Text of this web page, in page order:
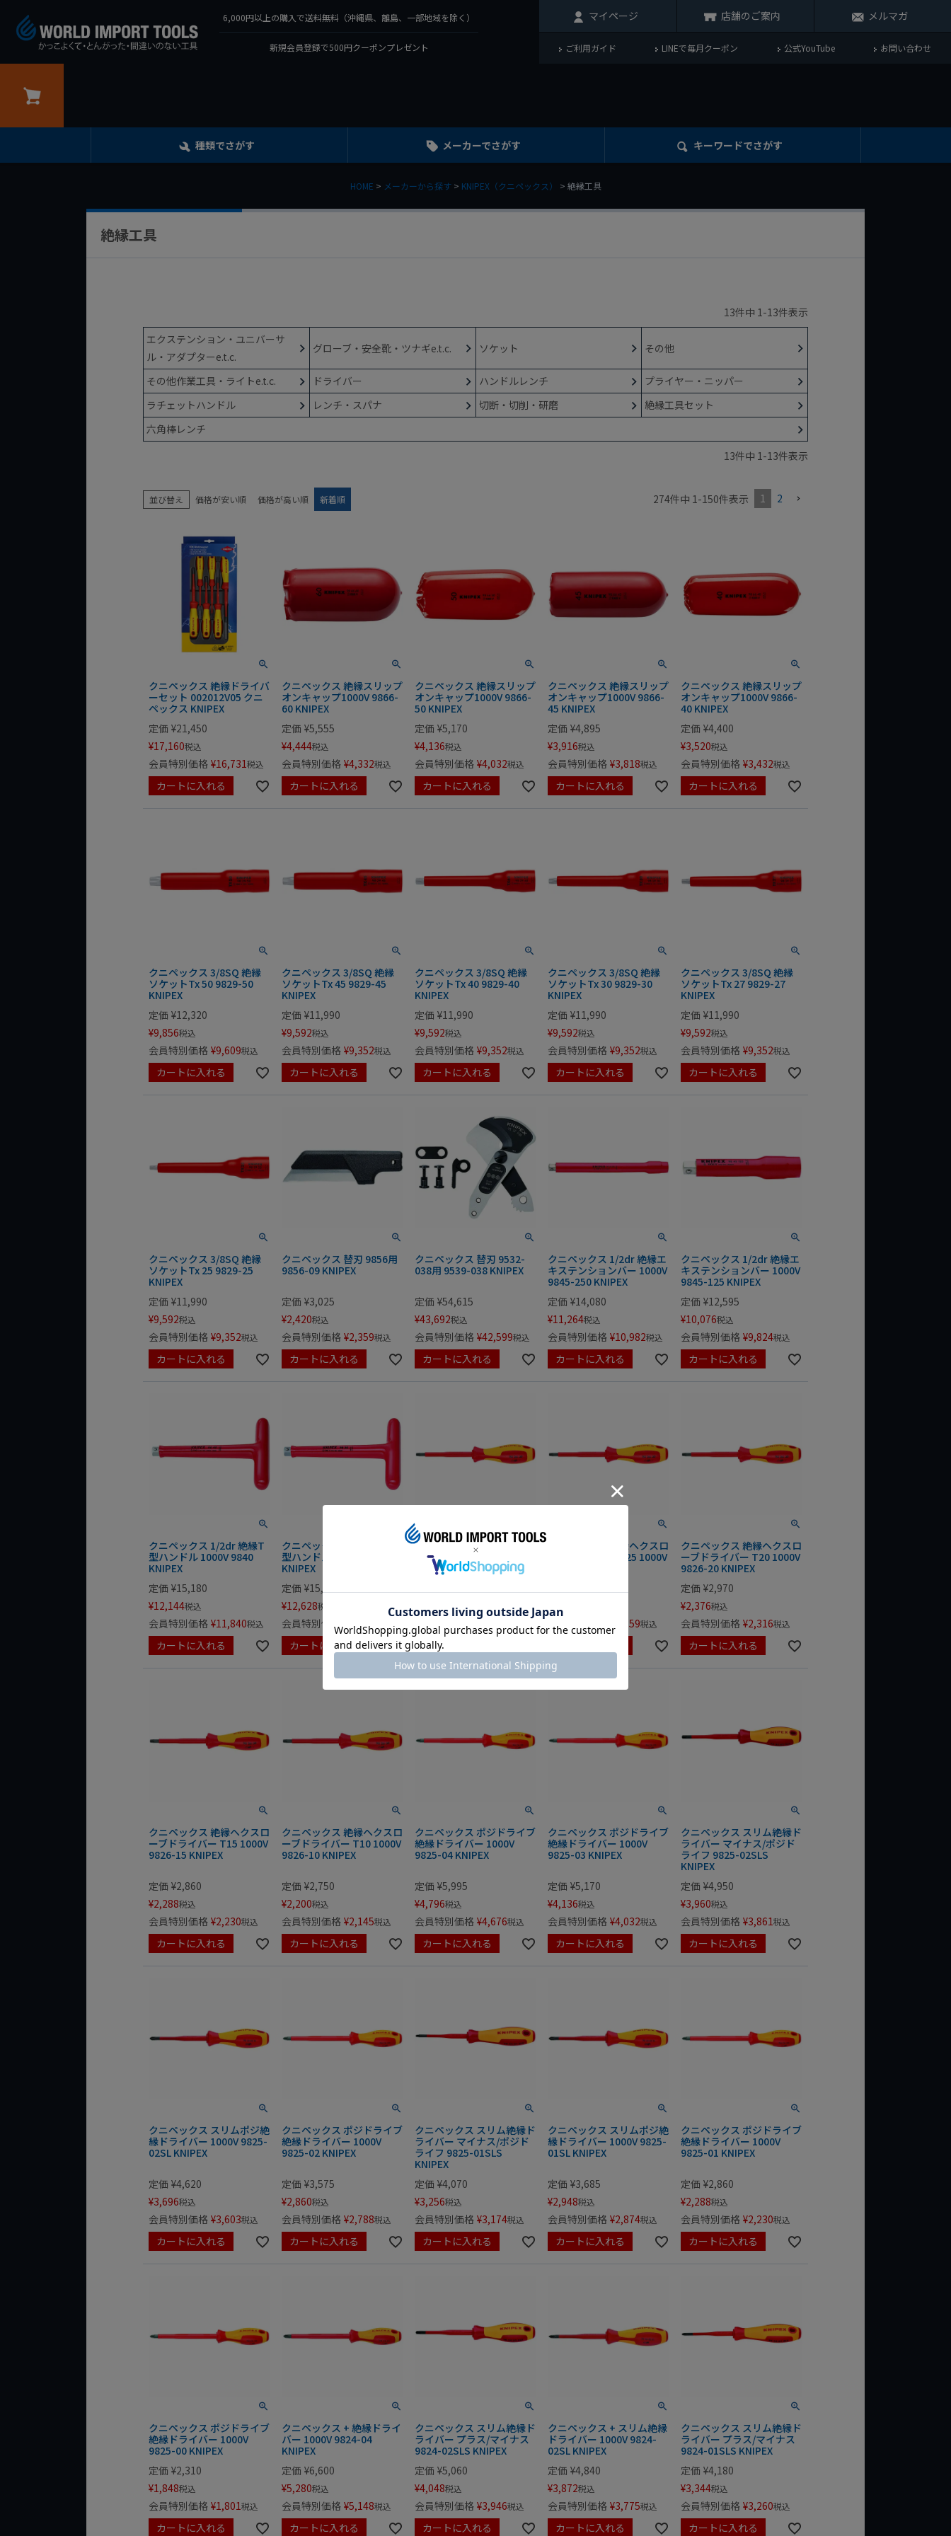
6,000円以上の購入で送料無料（沖縄県、離島、一部地域を除く）
新規会員登録で500円クーポンプレゼント
マイページ 店舗のご案内 メルマガ
ご利用ガイド LINEで毎月クーポン 公式YouTube お問い合わせ
種類でさがす メーカーでさがす キーワードでさがす
HOME メーカーから探す KNIPEX（クニペックス） 絶縁工具
絶縁工具
13件中 1-13件表示
エクステンション・ユニバーサ
ル・アダプターe.t.c.
グローブ・安全靴・ツナギe.t.c. ソケット その他
その他作業工具・ライトe.t.c. ドライバー ハンドルレンチ
プライヤー・ニッパー
ラチェットハンドル
レンチ・スパナ 切断・切削・研磨
絶縁工具セット
六角棒レンチ
13件中 1-13件表示
並び替え 価格が安い順 価格が高い順 新着順 274件中 1-150件表示 1 2
クニペックス 絶縁ドライバ
ーセット 002012V05 クニ
ペックス KNIPEX
定価 ¥21,450
¥17,160税込
会員特別価格 ¥16,731税込
カートに入れる
クニペックス 絶縁スリップ
オンキャップ1000V 9866-
60 KNIPEX
定価 ¥5,555
¥4,444税込
会員特別価格 ¥4,332税込
カートに入れる
クニペックス 絶縁スリップ
オンキャップ1000V 9866-
50 KNIPEX
定価 ¥5,170
¥4,136税込
会員特別価格 ¥4,032税込
カートに入れる
クニペックス 絶縁スリップ
オンキャップ1000V 9866-
45 KNIPEX
定価 ¥4,895
¥3,916税込
会員特別価格 ¥3,818税込
カートに入れる
クニペックス 絶縁スリップ
オンキャップ1000V 9866-
40 KNIPEX
定価 ¥4,400
¥3,520税込
会員特別価格 ¥3,432税込
カートに入れる
クニペックス 3/8SQ 絶縁
ソケットTx 50 9829-50
KNIPEX
定価 ¥12,320
¥9,856税込
会員特別価格 ¥9,609税込
カートに入れる
クニペックス 3/8SQ 絶縁
ソケットTx 45 9829-45
KNIPEX
定価 ¥11,990
¥9,592税込
会員特別価格 ¥9,352税込
カートに入れる
クニペックス 3/8SQ 絶縁
ソケットTx 40 9829-40
KNIPEX
定価 ¥11,990
¥9,592税込
会員特別価格 ¥9,352税込
カートに入れる
クニペックス 3/8SQ 絶縁
ソケットTx 30 9829-30
KNIPEX
定価 ¥11,990
¥9,592税込
会員特別価格 ¥9,352税込
カートに入れる
クニペックス 3/8SQ 絶縁
ソケットTx 27 9829-27
KNIPEX
定価 ¥11,990
¥9,592税込
会員特別価格 ¥9,352税込
カートに入れる
クニペックス 3/8SQ 絶縁
ソケットTx 25 9829-25
KNIPEX
定価 ¥11,990
¥9,592税込
会員特別価格 ¥9,352税込
カートに入れる
クニペックス 替刃 9856用
9856-09 KNIPEX
定価 ¥3,025
¥2,420税込
会員特別価格 ¥2,359税込
カートに入れる
クニペックス 替刃 9532-
038用 9539-038 KNIPEX
定価 ¥54,615
¥43,692税込
会員特別価格 ¥42,599税込
カートに入れる
クニペックス 1/2dr 絶縁エ
キステンションバー 1000V
9845-250 KNIPEX
定価 ¥14,080
¥11,264税込
会員特別価格 ¥10,982税込
カートに入れる
クニペックス 1/2dr 絶縁エ
キステンションバー 1000V
9845-125 KNIPEX
定価 ¥12,595
¥10,076税込
会員特別価格 ¥9,824税込
カートに入れる
クニペックス 1/2dr 絶縁T
型ハンドル 1000V 9840
KNIPEX
定価 ¥15,180
¥12,144税込
会員特別価格 ¥11,840税込
カートに入れる
クニペックス 3/8dr 絶縁Ｔ
型ハンドル 1000V 9830
KNIPEX
定価 ¥15,785
¥12,628税込
会員特別価格 12,312 税込
カートに入れる
クニペックス 絶縁ヘクスロ
ーブドライバー T30 1000V
9826-30 KNIPEX
税込
会員特別価格 ¥ 税込
カートに入れる
クニペックス 絶縁ヘクスロ
ーブドライバー T25 1000V
会員特別価格 2,359税込
クニペックス 絶縁ヘクスロ
ーブドライバー T20 1000V
9826-20 KNIPEX
定価 ¥2,970
¥2,376税込
会員特別価格 ¥2,316税込
カートに入れる
クニペックス 絶縁ヘクスロ
ーブドライバー T15 1000V
9826-15 KNIPEX
定価 ¥2,860
¥2,288税込
会員特別価格 ¥2,230税込
カートに入れる
クニペックス 絶縁ヘクスロ
ーブドライバー T10 1000V
9826-10 KNIPEX
定価 ¥2,750
¥2,200税込
会員特別価格 ¥2,145税込
カートに入れる
クニペックス ポジドライブ
絶縁ドライバー 1000V
9825-04 KNIPEX
定価 ¥5,995
¥4,796税込
会員特別価格 ¥4,676税込
カートに入れる
クニペックス ポジドライブ
絶縁ドライバー 1000V
9825-03 KNIPEX
定価 ¥5,170
¥4,136税込
会員特別価格 ¥4,032税込
カートに入れる
クニペックス スリム絶縁ド
ライバー マイナス/ポジド
ライフ 9825-02SLS
KNIPEX
定価 ¥4,950
¥3,960税込
会員特別価格 ¥3,861税込
カートに入れる
クニペックス スリムポジ絶
縁ドライバー 1000V 9825-
02SL KNIPEX
定価 ¥4,620
¥3,696税込
会員特別価格 ¥3,603税込
カートに入れる
クニペックス ポジドライブ
絶縁ドライバー 1000V
9825-02 KNIPEX
定価 ¥3,575
¥2,860税込
会員特別価格 ¥2,788税込
カートに入れる
クニペックス スリム絶縁ド
ライバー マイナス/ポジド
ライフ 9825-01SLS
KNIPEX
定価 ¥4,070
¥3,256税込
会員特別価格 ¥3,174税込
カートに入れる
クニペックス スリムポジ絶
縁ドライバー 1000V 9825-
01SL KNIPEX
定価 ¥3,685
¥2,948税込
会員特別価格 ¥2,874税込
カートに入れる
クニペックス ポジドライブ
絶縁ドライバー 1000V
9825-01 KNIPEX
定価 ¥2,860
¥2,288税込
会員特別価格 ¥2,230税込
カートに入れる
クニペックス ポジドライブ
絶縁ドライバー 1000V
9825-00 KNIPEX
定価 ¥2,310
¥1,848税込
会員特別価格 ¥1,801税込
カートに入れる
クニペックス + 絶縁ドライ
バー 1000V 9824-04
KNIPEX
定価 ¥6,600
¥5,280税込
会員特別価格 ¥5,148税込
カートに入れる
クニペックス スリム絶縁ド
ライバー プラス/マイナス
9824-02SLS KNIPEX
定価 ¥5,060
¥4,048税込
会員特別価格 ¥3,946税込
カートに入れる
クニペックス + スリム絶縁
ドライバー 1000V 9824-
02SL KNIPEX
定価 ¥4,840
¥3,872税込
会員特別価格 ¥3,775税込
カートに入れる
クニペックス スリム絶縁ド
ライバー プラス/マイナス
9824-01SLS KNIPEX
定価 ¥4,180
¥3,344税込
会員特別価格 ¥3,260税込
カートに入れる